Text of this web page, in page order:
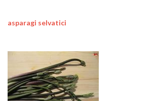
asparagi selvatici